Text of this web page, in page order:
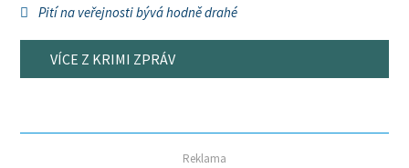
Pití na veřejnosti bývá hodně drahé
VÍCE Z KRIMI ZPRÁV
Reklama